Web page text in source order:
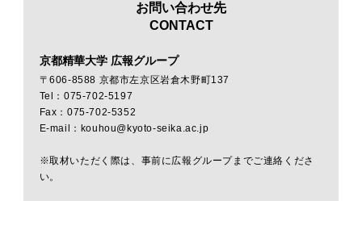
お問い合わせ先
CONTACT
京都精華大学 広報グループ
〒606-8588 京都市左京区岩倉木野町137
Tel：075-702-5197
Fax：075-702-5352
E-mail：kouhou@kyoto-seika.ac.jp
※取材いただく際は、事前に広報グループまでご連絡くださ
い。